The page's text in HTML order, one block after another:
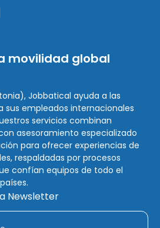
movilidad global
Jobbatical ayuda a las
sus empleados internacionales
servicios combinan
asesoramiento especializado
para ofrecer experiencias de
respaldadas por procesos
confían equipos de todo el
Newsletter